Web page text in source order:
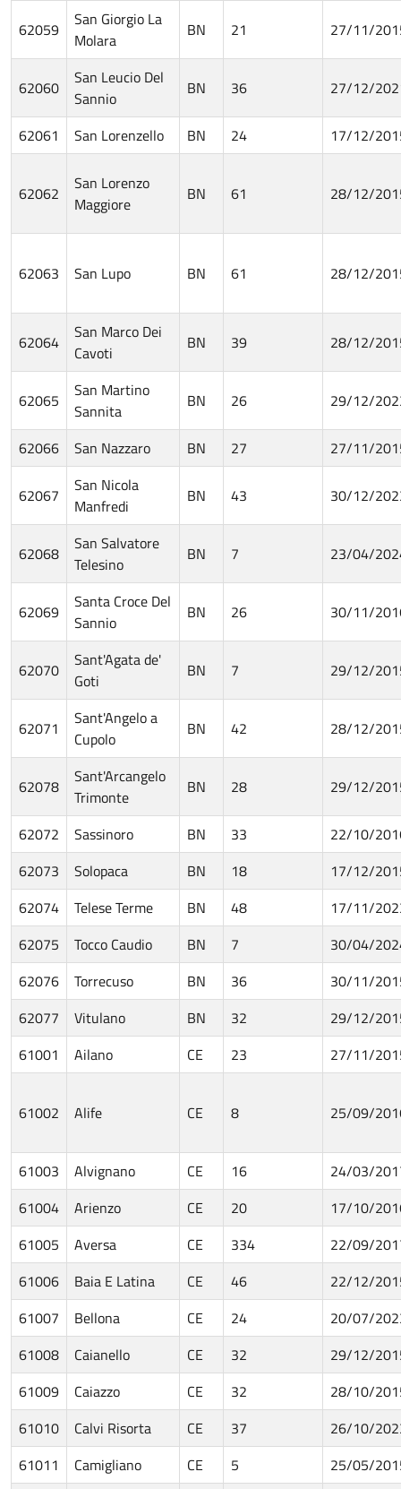
62059
San Giorgio La
Molara
BN 21 27/11/
62060
San Leucio Del
Sannio
BN 36 27/12/
62061 San Lorenzello BN 24 17/12/
62062
San Lorenzo
Maggiore
BN 61 28/12/
62063 San Lupo BN 61 28/12/
62064
San Marco Dei
Cavoti
BN 39 28/12/
62065
San Martino
Sannita
BN 26 29/12/
62066 San Nazzaro BN 27 27/11/
62067
San Nicola
Manfredi
BN 43 30/12/
62068
San Salvatore
Telesino
BN 7 23/04/
62069
Santa Croce Del
Sannio
BN 26 30/11/
62070
Sant'Agata de'
Goti
BN 7 29/12/
62071
Sant'Angelo a
Cupolo
BN 42 28/12/
62078
Sant'Arcangelo
Trimonte
BN 28 29/12/
62072 Sassinoro BN 33
22/10/
62073
Solopaca BN 18
17/12/
62074
Telese Terme BN 48
17/11/
62075
Tocco Caudio BN 7
30/04/
62076
Torrecuso BN 36
30/11/
62077
Vitulano BN 32
29/12/
61001
Ailano CE 23 27/11/
61002 Alife CE 8 25/09/
61003 Alvignano CE 16
24/03/
61004
Arienzo CE 20
17/10/
61005
Aversa CE 334
22/09/
61006
Baia E Latina CE 46
22/12/
61007
Bellona CE 24
20/07/
61008
Caianello CE 32
29/12/
61009
Caiazzo CE 32
28/10/
61010
Calvi Risorta CE 37
26/10/
61011
Camigliano CE 5 25/05/